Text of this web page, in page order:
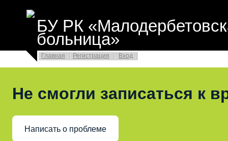
БУ РК
больница»
Главная Регистрация Вход
Не смогли записаться к
Написать о проблеме